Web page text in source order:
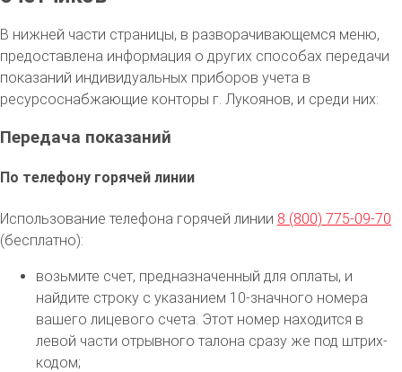
В нижней части страницы, в разворачивающемся меню,
предоставлена информация о других способах передачи
показаний индивидуальных приборов учета в
ресурсоснабжающие конторы г. Лукоянов, и среди них:
Передача показаний
По телефону горячей линии
Использование телефона горячей линии 8 (800) 775-09-70
(бесплатно):
возьмите счет, предназначенный для оплаты, и
найдите строку с указанием 10-значного номера
вашего лицевого счета. Этот номер находится в
левой части отрывного талона сразу же под штрих-
кодом;